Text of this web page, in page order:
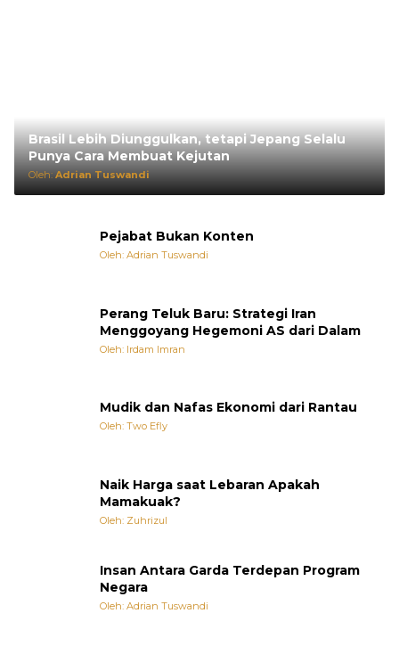
Brasil Lebih Diunggulkan, tetapi Jepang Selalu
Punya Cara Membuat Kejutan
Oleh: Adrian Tuswandi
Pejabat Bukan Konten
Oleh: Adrian Tuswandi
Perang Teluk Baru: Strategi Iran
Menggoyang Hegemoni AS dari Dalam
Oleh: Irdam Imran
Mudik dan Nafas Ekonomi dari Rantau
Oleh: Two Efly
Naik Harga saat Lebaran Apakah
Mamakuak?
Oleh: Zuhrizul
Insan Antara Garda Terdepan Program
Negara
Oleh: Adrian Tuswandi